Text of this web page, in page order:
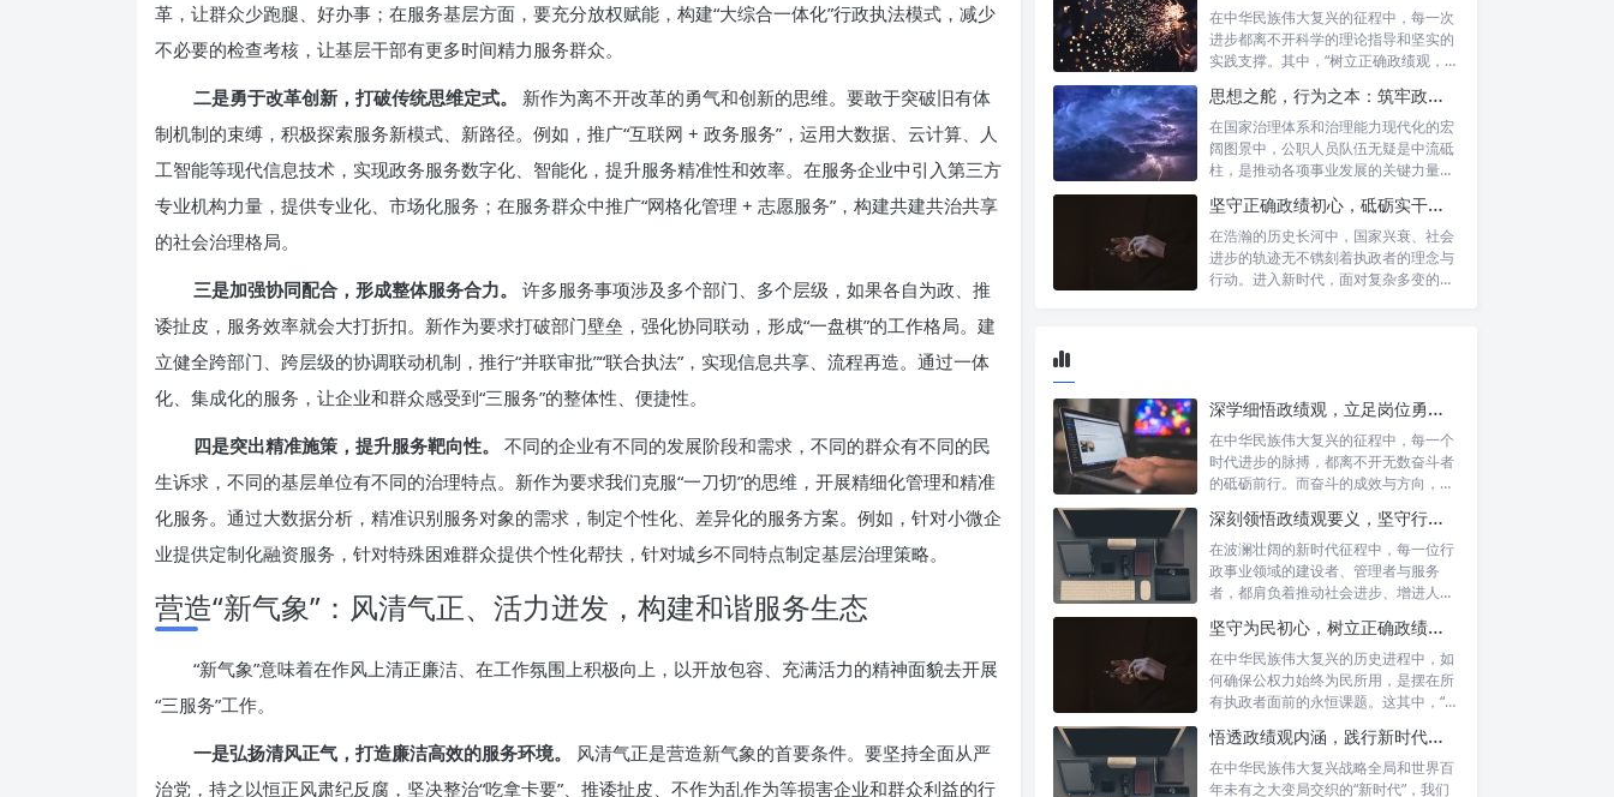
革，让群众少跑腿、好办事；在服务基层方面，要充分放权赋能，构建“大综合一体化”行政执法模式，减少
不必要的检查考核，让基层干部有更多时间精力服务群众。
二是勇于改革创新，打破传统思维定式。
新作为离不开改革的勇气和创新的思维。要敢于突破旧有体
制机制的束缚，积极探索服务新模式、新路径。例如，推广“互联网 + 政务服务”，运用大数据、云计算、人
工智能等现代信息技术，实现政务服务数字化、智能化，提升服务精准性和效率。在服务企业中引入第三方
专业机构力量，提供专业化、市场化服务；在服务群众中推广“网格化管理 + 志愿服务”，构建共建共治共享
的社会治理格局。
三是加强协同配合，形成整体服务合力。
许多服务事项涉及多个部门、多个层级，如果各自为政、推
诿扯皮，服务效率就会大打折扣。新作为要求打破部门壁垒，强化协同联动，形成“一盘棋”的工作格局。建
立健全跨部门、跨层级的协调联动机制，推行“并联审批”“联合执法”，实现信息共享、流程再造。通过一体
化、集成化的服务，让企业和群众感受到“三服务”的整体性、便捷性。
四是突出精准施策，提升服务靶向性。
不同的企业有不同的发展阶段和需求，不同的群众有不同的民
生诉求，不同的基层单位有不同的治理特点。新作为要求我们克服“一刀切”的思维，开展精细化管理和精准
化服务。通过大数据分析，精准识别服务对象的需求，制定个性化、差异化的服务方案。例如，针对小微企
业提供定制化融资服务，针对特殊困难群众提供个性化帮扶，针对城乡不同特点制定基层治理策略。
营造“新气象”：风清气正、活力迸发，构建和谐服务生态
“新气象”意味着在作风上清正廉洁、在工作氛围上积极向上，以开放包容、充满活力的精神面貌去开展
“三服务”工作。
一是弘扬清风正气，打造廉洁高效的服务环境。
风清气正是营造新气象的首要条件。要坚持全面从严
治党，持之以恒正风肃纪反腐，坚决整治“吃拿卡要”、推诿扯皮、不作为乱作为等损害企业和群众利益的行
在中华民族伟大复兴的征程中，每一次
进步都离不开科学的理论指导和坚实的
实践支撑。其中，“树立正确政绩观，凝
思想之舵，行为之本：筑牢政绩观根基，永葆公职人员本色
在国家治理体系和治理能力现代化的宏
阔图景中，公职人员队伍无疑是中流砥
柱，是推动各项事业发展的关键力量。
坚守正确政绩初心，砥砺实干担当精神：新时代高质量发展的核心引擎
在浩瀚的历史长河中，国家兴衰、社会
进步的轨迹无不镌刻着执政者的理念与
行动。进入新时代，面对复杂多变的国
深学细悟政绩观，立足岗位勇争先：新时代奋斗者的思想指引与实践航标
在中华民族伟大复兴的征程中，每一个
时代进步的脉搏，都离不开无数奋斗者
的砥砺前行。而奋斗的成效与方向，又
深刻领悟政绩观要义，坚守行政事业初心：新时代公仆的责任与担当
在波澜壮阔的新时代征程中，每一位行
政事业领域的建设者、管理者与服务
者，都肩负着推动社会进步、增进人民
坚守为民初心，树立正确政绩观念：以人民为中心的治理之道
在中华民族伟大复兴的历史进程中，如
何确保公权力始终为民所用，是摆在所
有执政者面前的永恒课题。这其中，“坚
悟透政绩观内涵，践行新时代使命：书写高质量发展的时代答卷
在中华民族伟大复兴战略全局和世界百
年未有之大变局交织的“新时代”，我们